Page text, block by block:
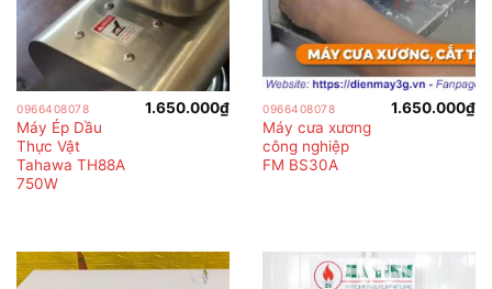
0966408078
Máy Ép Dầu
Thực Vật
Tahawa TH88A
750W
1.650.000₫ 0966408078
Máy cưa xương
công nghiệp
FM BS30A
1.650.000₫